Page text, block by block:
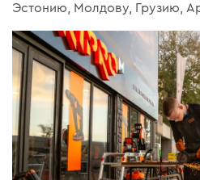
Эстонию, Молдову, Грузию,